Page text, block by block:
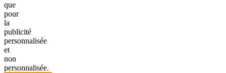
que
pour
la
publicité
personnalisée
et
non
personnalisée.